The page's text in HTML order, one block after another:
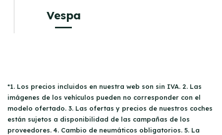
Vespa
*1. Los precios incluidos en nuestra web son sin IVA. 2. Las
imágenes de los vehículos pueden no corresponder con el
modelo ofertado. 3. Las ofertas y precios de nuestros coches
están sujetos a disponibilidad de las campañas de los
proveedores. 4. Cambio de neumáticos obligatorios. 5. La